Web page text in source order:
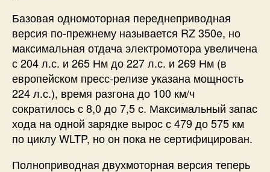
Базовая одномоторная переднеприводная
версия по-прежнему называется RZ 350e, но
максимальная отдача электромотора увеличена
с 204 л.с. и 265 Нм до 227 л.с. и 269 Нм (в
европейском пресс-релизе указана мощность
224 л.с.), время разгона до 100 км/ч
сократилось с 8,0 до 7,5 с. Максимальный запас
хода на одной зарядке вырос с 479 до 575 км
по циклу WLTP, но он пока не сертифицирован.
Полноприводная двухмоторная версия теперь